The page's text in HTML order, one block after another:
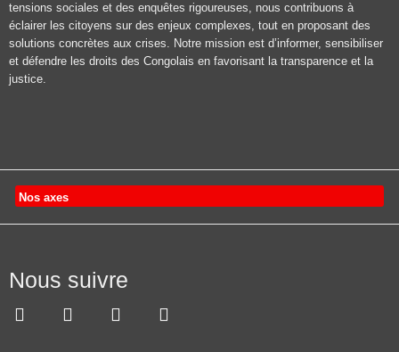
tensions sociales et des enquêtes rigoureuses, nous contribuons à
éclairer les citoyens sur des enjeux complexes, tout en proposant des
solutions concrètes aux crises. Notre mission est d’informer, sensibiliser
et défendre les droits des Congolais en favorisant la transparence et la
justice.
Nos axes
Nous suivre